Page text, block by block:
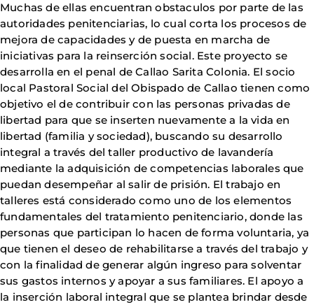
Muchas de ellas encuentran obstaculos por parte de las
autoridades penitenciarias, lo cual corta los procesos de
mejora de capacidades y de puesta en marcha de
iniciativas para la reinserción social. Este proyecto se
desarrolla en el penal de Callao Sarita Colonia. El socio
local Pastoral Social del Obispado de Callao tienen como
objetivo el de contribuir con las personas privadas de
libertad para que se inserten nuevamente a la vida en
libertad (familia y sociedad), buscando su desarrollo
integral a través del taller productivo de lavandería
mediante la adquisición de competencias laborales que
puedan desempeñar al salir de prisión. El trabajo en
talleres está considerado como uno de los elementos
fundamentales del tratamiento penitenciario, donde las
personas que participan lo hacen de forma voluntaria, ya
que tienen el deseo de rehabilitarse a través del trabajo y
con la finalidad de generar algún ingreso para solventar
sus gastos internos y apoyar a sus familiares. El apoyo a
la inserción laboral integral que se plantea brindar desde